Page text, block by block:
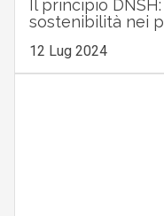
Il principio
sostenibilità nei
12 Lug 2024